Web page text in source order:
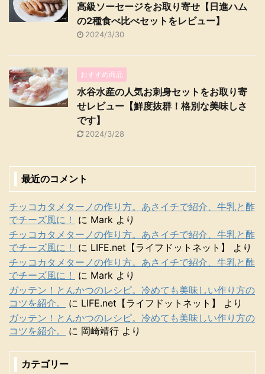
高級ソーセージをお取り寄せ【日進ハム
の2種食べ比べセットをレビュー】
2024/3/30
おすすめ商品
水谷水産の人気お刺身セットをお取り寄
せレビュー【鮮度抜群！格別な美味しさ
です】
2024/3/28
最近のコメント
チッコカタメターノの作り方。あさイチで紹介、牛乳と酢
でチーズ風に！
に Mark より
チッコカタメターノの作り方。あさイチで紹介、牛乳と酢
でチーズ風に！
に LIFE.net【ライフドットネット】
より
チッコカタメターノの作り方。あさイチで紹介、牛乳と酢
でチーズ風に！
に Mark より
ガッテン！とんかつのレシピ。冷めても美味しい作り方の
コツを紹介。
に LIFE.net【ライフドットネット】
より
ガッテン！とんかつのレシピ。冷めても美味しい作り方の
コツを紹介。
に 岡崎靖行 より
カテゴリー